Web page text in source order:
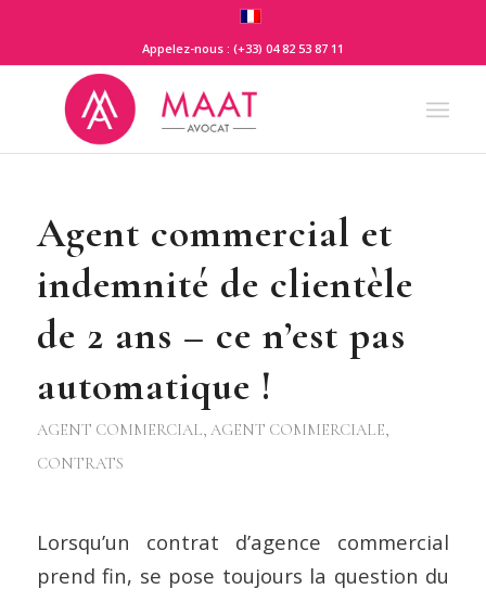
Appelez-nous : (+33) 04 82 53 87 11
Agent commercial et
indemnité de clientèle
de 2 ans – ce n’est pas
automatique !
AGENT COMMERCIAL, AGENT COMMERCIALE,
CONTRATS
Lorsqu’un contrat d’agence commercial
prend fin, se pose toujours la question du